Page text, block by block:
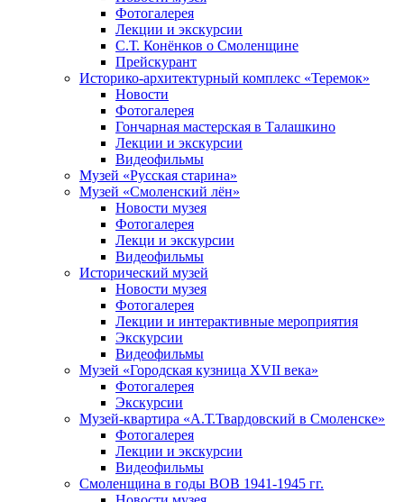
Фотогалерея
Лекции и экскурсии
С.Т. Конёнков о Смоленщине
Прейскурант
Историко-архитектурный комплекс «Теремок»
Новости
Фотогалерея
Гончарная мастерская в Талашкино
Лекции и экскурсии
Видеофильмы
Музей «Русская старина»
Музей «Смоленский лён»
Новости музея
Фотогалерея
Лекци и экскурсии
Видеофильмы
Исторический музей
Новости музея
Фотогалерея
Лекции и интерактивные мероприятия
Экскурсии
Видеофильмы
Музей «Городская кузница XVII века»
Фотогалерея
Экскурсии
Музей-квартира «А.Т.Твардовский в Смоленске»
Фотогалерея
Лекции и экскурсии
Видеофильмы
Смоленщина в годы ВОВ 1941-1945 гг.